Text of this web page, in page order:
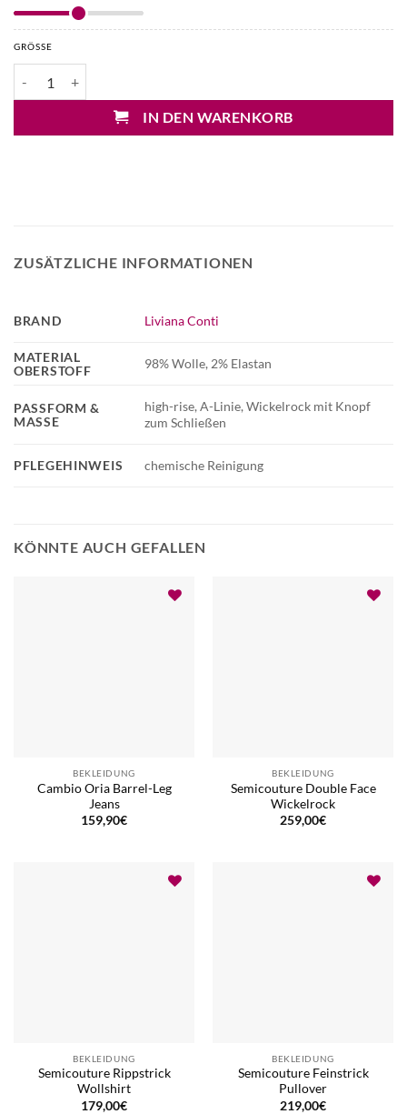
GRÖSSE
IN DEN WARENKORB
ZUSÄTZLICHE INFORMATIONEN
PFLEGEHINWEIS chemische Reinigung
BRAND Liviana Conti
MATERIAL
OBERSTOFF
98% Wolle, 2% Elastan
PASSFORM &
MASSE
high-rise, A-Linie, Wickelrock mit Knopf
zum Schließen
KÖNNTE AUCH GEFALLEN
BEKLEIDUNG
Cambio Oria Barrel-Leg
Jeans
159,90€
BEKLEIDUNG
Semicouture Double Face
Wickelrock
259,00€
BEKLEIDUNG
Semicouture Rippstrick
Wollshirt
179,00€
BEKLEIDUNG
Semicouture Feinstrick
Pullover
219,00€